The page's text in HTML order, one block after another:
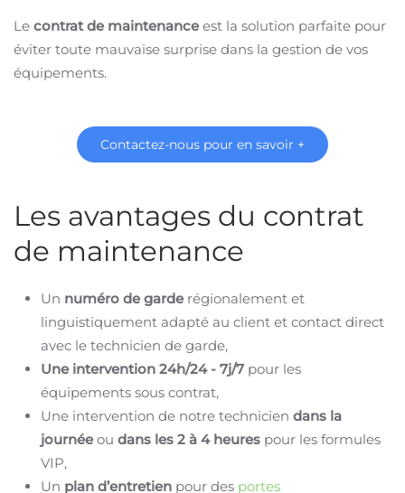
Le contrat de maintenance est la solution parfaite pour
éviter toute mauvaise surprise dans la gestion de vos
équipements.
Contactez-nous pour en savoir +
Les avantages du contrat
de maintenance
Un numéro de garde régionalement et
linguistiquement adapté au client et contact direct
avec le technicien de garde,
Une intervention 24h/24 - 7j/7 pour les
équipements sous contrat,
Une intervention de notre technicien dans la
journée ou dans les 2 à 4 heures pour les formules
VIP,
Un plan d’entretien pour des portes